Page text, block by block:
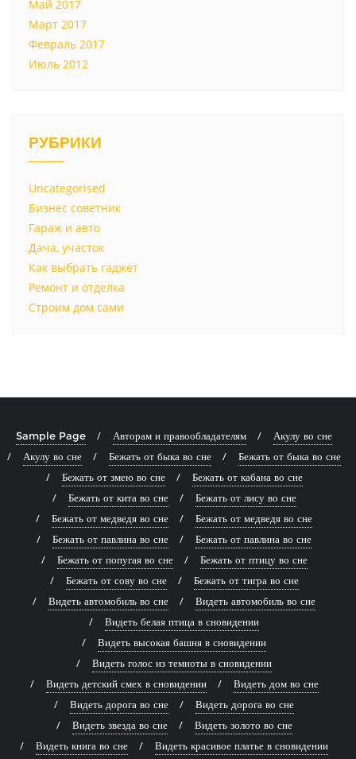
Май 2017
Март 2017
Февраль 2017
Июль 2012
РУБРИКИ
Uncategorised
Бизнес советник
Гараж и авто
Дача, участок
Как выбрать гаджет
Ремонт и отделка
Строим дом сами
Sample Page Авторам и правообладателям
Акулу во сне
Акулу во сне
Бежать от быка во сне
Бежать от быка во сне
Бежать от змею во сне
Бежать от кабана во сне
Бежать от кита во сне
Бежать от лису во сне
Бежать от медведя во сне
Бежать от медведя во сне
Бежать от павлина во сне
Бежать от павлина во сне
Бежать от попугая во сне
Бежать от птицу во сне
Бежать от сову во сне
Бежать от тигра во сне
Видеть автомобиль во сне
Видеть автомобиль во сне
Видеть белая птица в сновидении
Видеть высокая башня в сновидении
Видеть голос из темноты в сновидении
Видеть детский смех в сновидении
Видеть дом во сне
Видеть дорога во сне
Видеть дорога во сне
Видеть звезда во сне
Видеть золото во сне
Видеть книга во сне
Видеть красивое платье в сновидении